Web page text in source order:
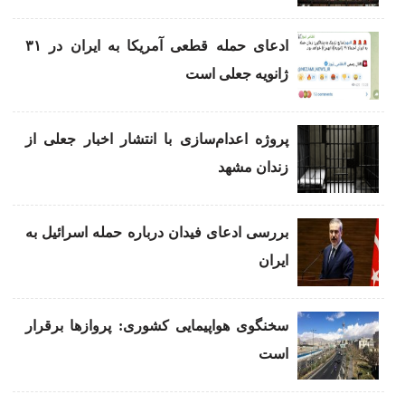
ادعای حمله قطعی آمریکا به ایران در ۳۱
ژانویه جعلی است
پروژه اعدام‌سازی با انتشار اخبار جعلی از
زندان مشهد
بررسی ادعای فیدان درباره حمله اسرائیل به
ایران
سخنگوی هواپیمایی کشوری: پروازها برقرار
است